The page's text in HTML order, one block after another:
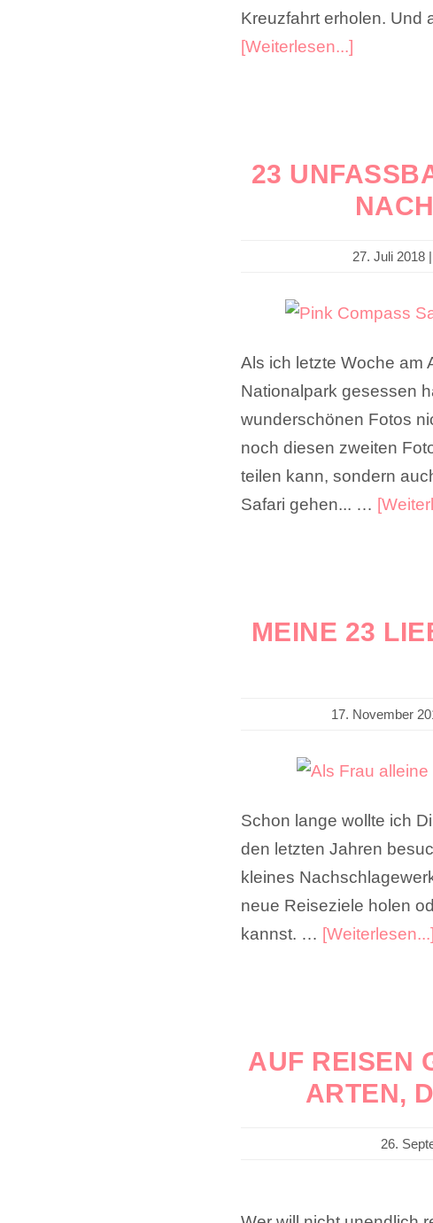
Kreuzfahrt erholen. Und
[Weiterlesen...]
23
27. Juli 2018|
Als ich letzte Woche am
Nationalpark gesessen
wunderschönen Fotos
noch diesen zweiten
teilen kann, sondern
Safari gehen... …
MEINE 23
17. November
Schon lange wollte ich
den letzten Jahren
kleines
neue Reiseziele holen
kannst. … [Weiterlesen...]
AUF REISEN
ARTEN,
26.